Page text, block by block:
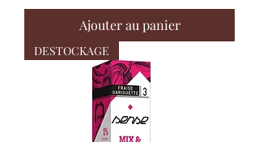
Ajouter au panier
DESTOCKAGE